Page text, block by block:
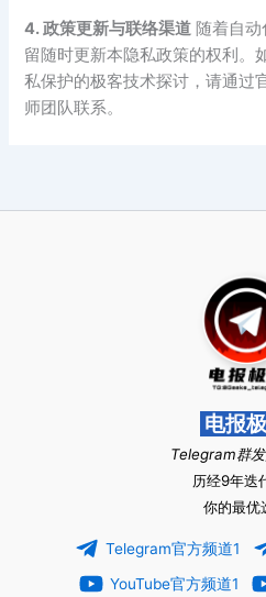
4. 政策更新与联络渠道 随着自
留随时更新本隐私政策的权利。
私保护的极客技术探讨，请通过
师团队联系。
电报
Telegram群
历经9年迭
你的最优
Telegram官方频道1
YouTube官方频道1